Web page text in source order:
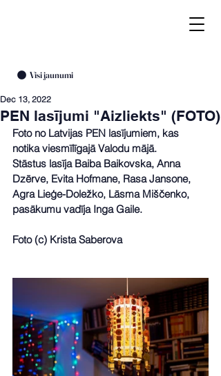
Visi jaunumi
PEN lasījumi "Aizliekts" (FOTO)
Dec 13, 2022
Foto no Latvijas PEN lasījumiem, kas
notika viesmīlīgajā Valodu mājā.
Stāstus lasīja Baiba Baikovska, Anna
Dzērve, Evita Hofmane, Rasa Jansone,
Agra Lieģe-Doležko, Lāsma Miščenko,
pasākumu vadīja Inga Gaile.
Foto (c) Krista Saberova